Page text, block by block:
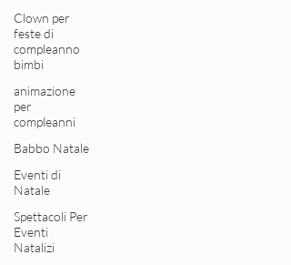
Clown per
feste di
compleanno
bimbi
animazione
per
compleanni
Babbo Natale
Eventi di
Natale
Spettacoli Per
Eventi
Natalizi